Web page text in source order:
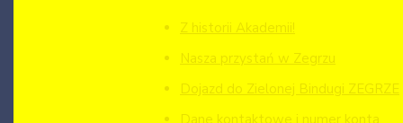
Z historii Akademii!
Nasza przystań w Zegrzu
Dojazd do Zielonej Bindugi ZEGRZE
Dane kontaktowe i numer konta.